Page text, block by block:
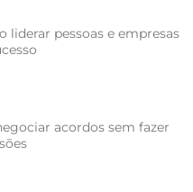
liderar pessoas e empresas
acordos sem fazer